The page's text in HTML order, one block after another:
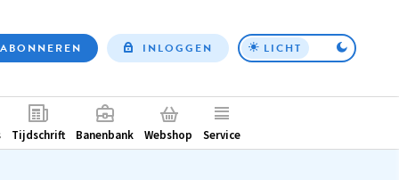
Top
ABONNEREN INLOGGEN LICHT
Tijdschrift Banenbank Webshop Service